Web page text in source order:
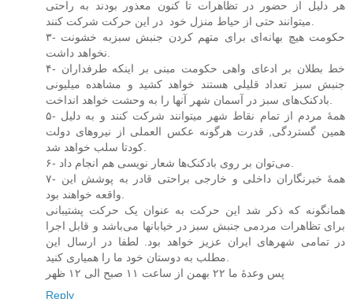
هر دلیل از حضور در تظاهرات تا کنون معذور بودند به راحتی
۳- حکومت هیچ بهانه‌ا‌ی برای متهم کردن جنبش سبزبه خشونت
۴- خط بطلان بر ادعای واهی حکومت مبنی بر اینکه طرفداران
جنبش سبز تعداد قلیلی هستند خواهد کشید و مشاهده میلیونی
۵- همهٔ مردم از تمام نقاط شهر میتوانند شرکت کنند و به دلیل
همین گستردگی, قدرت هرگونه عکس العملی از نیروهای دولت
۷- همهٔ خبرنگاران داخلی‌ و خارجی‌ براحتی قادر به پوشش این
همانگونه که ذکر شد این حرکت به عنوان یک حرکت پشتیبانی‌
برای تظاهرات مردمی جنبش سبز در خیابانها می‌باشد و قابل اجرا
در تمامی‌ شهر‌های ایران عزیز خواهد بود. لطفا در ارسال این
پس وعدهٔ ما ۲۲ بهمن از ساعت ۱۱ صبح الی‌ ۱۲ ظهر
Reply